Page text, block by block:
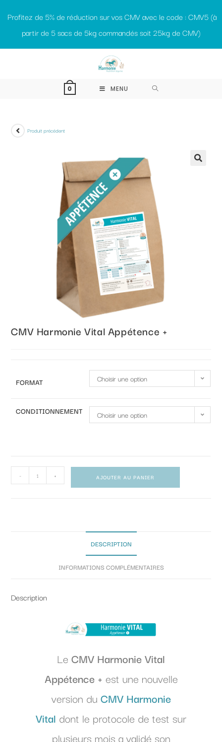
Profitez de 5% de réduction sur vos CMV avec le code : CMV5 (à
partir de 5 sacs de 5kg commandés soit 25kg de CMV)
0 MENU
Produit précédent
CMV Harmonie Vital Appétence +
FORMAT Choisir une option
CONDITIONNEMENT Choisir une option
- + AJOUTER AU PANIER
DESCRIPTION
INFORMATIONS COMPLÉMENTAIRES
Description
Le CMV Harmonie Vital
Appétence + est une nouvelle
version du CMV Harmonie
Vital dont le protocole de test sur
plusieurs mois a validé son